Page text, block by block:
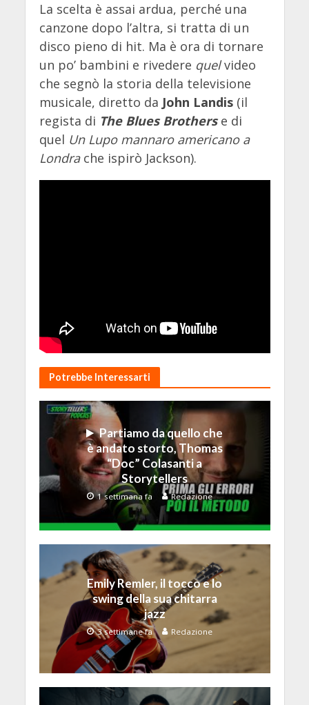
La scelta è assai ardua, perché una
canzone dopo l’altra, si tratta di un
disco pieno di hit. Ma è ora di tornare
un po’ bambini e rivedere quelvideo
che segnò la storia della televisione
musicale, diretto da John Landis(il
regista di The Blues Brotherse di
quel Un Lupo mannaro americano a
Londrache ispirò Jackson).
Potrebbe Interessarti
Partiamo da quello che
è andato storto, Thomas
“Doc” Colasanti a
Storytellers
1 settimana fa Redazione
Emily Remler, il tocco e lo
swing della sua chitarra
jazz
3 settimane fa Redazione